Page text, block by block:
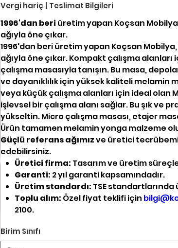
Vergi hariç
Teslimat Bilgileri
1996'dan beri üretim yapan Koçsan
ağıyla öne çıkar.
1996'dan beri üretim yapan Koçsan
ağıyla öne çıkar. Kompakt çalışma
çalışma masasıyla tanışın. Bu masa,
ve dayanıklılık için yüksek kaliteli melamin
veya küçük çalışma alanları için ideal olan
işlevsel bir çalışma alanı sağlar. Bu şık ve
yükseltin. Micro çalışma masası, etajer
Ürün tamamen melamin yonga malzeme
Güçlü referans ağımızve üretici
edebilirsiniz.
Üretici firma: Tasarım ve üretim
Garanti: 2 yıl garanti kapsamındadır.
Üretim standardı: TSE standartlarında
Toplu alım: Özel fiyat teklifi için
2100.
Birim Sınıfı